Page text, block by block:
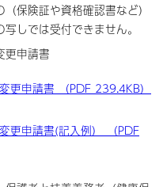
保険証や資格確認書など）
しでは受付できません。
更申請書
更申請書 （PDF 239.4KB）
更申請書(記入例） （PDF